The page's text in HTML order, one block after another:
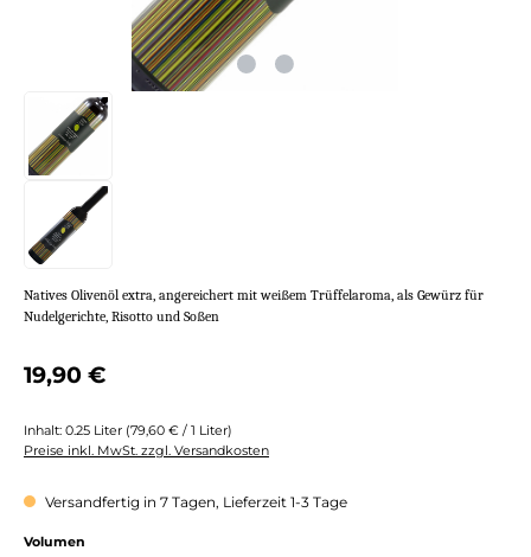
Natives Olivenöl extra, angereichert mit weißem Trüffelaroma, als Gewürz für
Nudelgerichte, Risotto und Soßen
Regulärer Preis:
19,90 €
Inhalt: 0.25 Liter (79,60 € / 1 Liter)
Preise inkl. MwSt. zzgl. Versandkosten
Versandfertig in 7 Tagen, Lieferzeit 1-3 Tage
Volumen